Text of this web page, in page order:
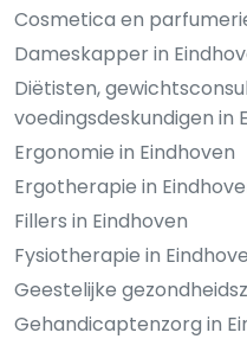
Cosmetica en
Dameskapper in
Diëtisten,
voedingsdeskundigen in
Ergonomie in Eindhoven
Ergotherapie in
Fillers in Eindhoven
Fysiotherapie in
Geestelijke
Gehandicaptenzorg in